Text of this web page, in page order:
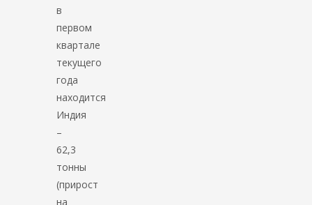
в
первом
квартале
текущего
года
находится
Индия
–
62,3
тонны
(прирост
на